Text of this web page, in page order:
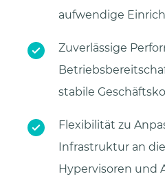
aufwendige
Zuverlässige
stabile
Flexibilität zu
Infrastruktur an
Hypervisoren und